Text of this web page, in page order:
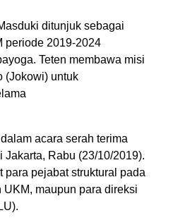
ditunjuk sebagai
periode 2019-2024
Teten membawa misi
(Jokowi) untuk
acara serah terima
Rabu (23/10/2019).
para pejabat struktural pada
maupun para direksi